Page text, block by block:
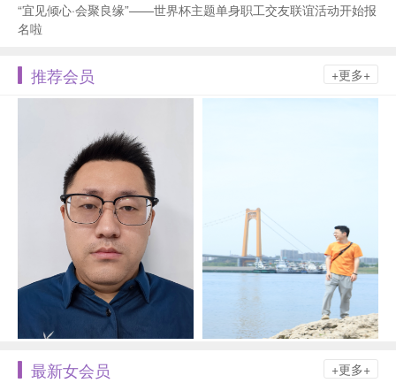
“宜见倾心·会聚良缘”——世界杯主题单身职工交友联谊活动开始报
名啦
推荐会员 +更多+
最新女会员 +更多+